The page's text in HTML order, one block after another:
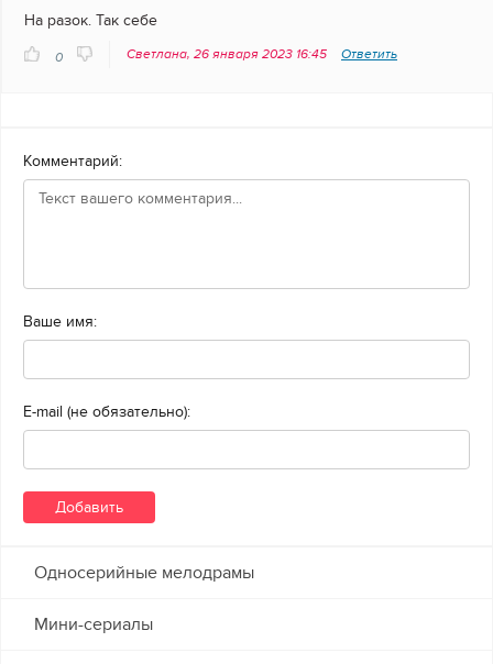
На разок. Так себе
0 Светлана, 26 января 2023 16:45 Ответить
Комментарий:
Ваше имя:
E-mail (не обязательно):
Односерийные мелодрамы
Мини-сериалы